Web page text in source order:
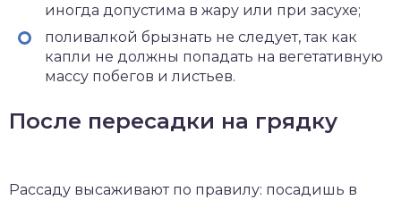
иногда допустима в жару или при засухе;
поливалкой брызнать не следует, так как
капли не должны попадать на вегетативную
массу побегов и листьев.
После пересадки на грядку
Рассаду высаживают по правилу: посадишь в